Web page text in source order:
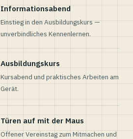
Informationsabend
Einstieg in den Ausbildungskurs —
unverbindliches Kennenlernen.
Ausbildungskurs
Kursabend und praktisches Arbeiten am
Gerät.
Türen auf mit der Maus
Offener Vereinstag zum Mitmachen und